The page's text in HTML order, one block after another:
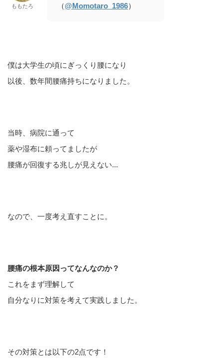
ももたろ
（@Momotaro_1986）
僕は大学生の頃にぎっくり腰になり
以後、数年間腰痛持ちになりました。
当時、病院に通って
薬や湿布に頼ってましたが
腰痛が回復する兆しが見えない...
なので、一度考え直すことに。
腰痛の根本原因ってなんなのか？
これをまず理解して
自分なりに対策を考えて実践しました。
その対策とは以下の2点です！